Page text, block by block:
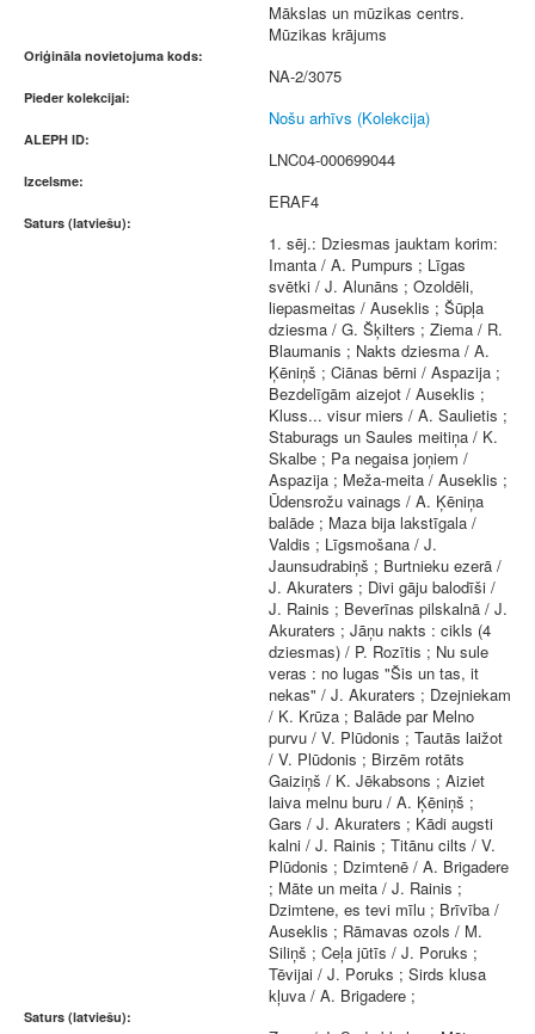
Mākslas un mūzikas centrs.
Mūzikas krājums
Oriģināla novietojuma kods:
NA-2/3075
Pieder kolekcijai:
Nošu arhīvs (Kolekcija)
ALEPH ID:
LNC04-000699044
Izcelsme:
ERAF4
Saturs (latviešu):
1. sēj.: Dziesmas jauktam korim:
Imanta / A. Pumpurs ; Līgas
svētki / J. Alunāns ; Ozoldēli,
liepasmeitas / Auseklis ; Šūpļa
dziesma / G. Šķilters ; Ziema / R.
Blaumanis ; Nakts dziesma / A.
Ķēniņš ; Ciānas bērni / Aspazija ;
Bezdelīgām aizejot / Auseklis ;
Kluss... visur miers / A. Saulietis ;
Staburags un Saules meitiņa / K.
Skalbe ; Pa negaisa joņiem /
Aspazija ; Meža-meita / Auseklis ;
Ūdensrožu vainags / A. Ķēniņa
balāde ; Maza bija lakstīgala /
Valdis ; Līgsmošana / J.
Jaunsudrabiņš ; Burtnieku ezerā /
J. Akuraters ; Divi gāju balodīši /
J. Rainis ; Beverīnas pilskalnā / J.
Akuraters ; Jāņu nakts : cikls (4
dziesmas) / P. Rozītis ; Nu sule
veras : no lugas "Šis un tas, it
nekas" / J. Akuraters ; Dzejniekam
/ K. Krūza ; Balāde par Melno
purvu / V. Plūdonis ; Tautās laižot
/ V. Plūdonis ; Birzēm rotāts
Gaiziņš / K. Jēkabsons ; Aiziet
laiva melnu buru / A. Ķēniņš ;
Gars / J. Akuraters ; Kādi augsti
kalni / J. Rainis ; Titānu cilts / V.
Plūdonis ; Dzimtenē / A. Brigadere
; Māte un meita / J. Rainis ;
Dzimtene, es tevi mīlu ; Brīvība /
Auseklis ; Rāmavas ozols / M.
Siliņš ; Ceļa jūtīs / J. Poruks ;
Tēvijai / J. Poruks ; Sirds klusa
kļuva / A. Brigadere ;
Saturs (latviešu):